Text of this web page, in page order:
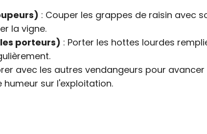
: Couper les grappes de raisin avec
la vigne.
porteurs) : Porter les hottes lourdes
avec les autres vendangeurs pour avancer
sur l'exploitation.